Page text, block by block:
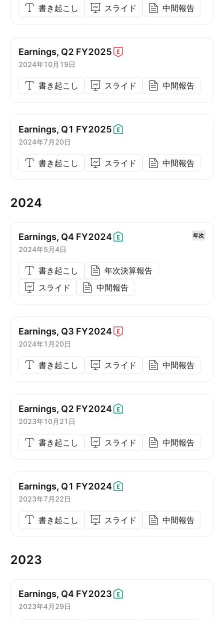
書き起こし スライド 中間報告
Earnings, Q2 FY2025
2024年10月19日
書き起こし スライド 中間報告
Earnings, Q1 FY2025
2024年7月20日
書き起こし スライド 中間報告
2024
Earnings, Q4 FY2024 年次
2024年5月4日
書き起こし
年次決算報告
スライド
中間報告
Earnings, Q3 FY2024
2024年1月20日
書き起こし スライド 中間報告
Earnings, Q2 FY2024
2023年10月21日
書き起こし スライド 中間報告
Earnings, Q1 FY2024
2023年7月22日
書き起こし スライド 中間報告
2023
Earnings, Q4 FY2023
2023年4月29日